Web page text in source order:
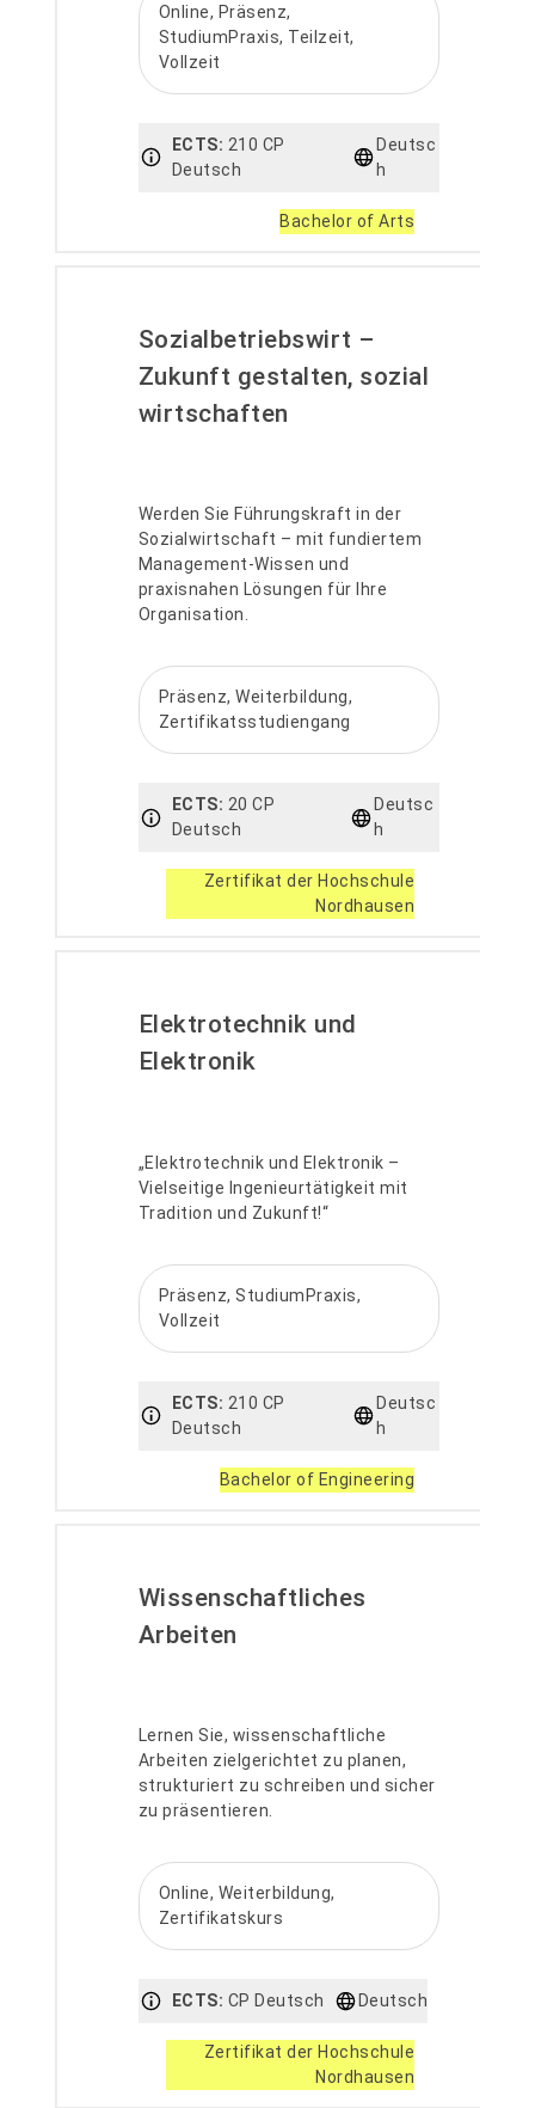
Online, Präsenz,
StudiumPraxis, Teilzeit,
Vollzeit
ECTS: 210 CP
Deutsch
Deutsc
h
Bachelor of Arts
Sozialbetriebswirt –
Zukunft gestalten, sozial
wirtschaften
Werden Sie Führungskraft in der
Sozialwirtschaft – mit fundiertem
Management-Wissen und
praxisnahen Lösungen für Ihre
Organisation.
Präsenz, Weiterbildung,
Zertifikatsstudiengang
ECTS: 20 CP
Deutsch
Deutsc
h
Zertifikat der Hochschule
Nordhausen
Elektrotechnik und
Elektronik
„Elektrotechnik und Elektronik –
Vielseitige Ingenieurtätigkeit mit
Tradition und Zukunft!“
Präsenz, StudiumPraxis,
Vollzeit
ECTS: 210 CP
Deutsch
Deutsc
h
Bachelor of Engineering
Wissenschaftliches
Arbeiten
Lernen Sie, wissenschaftliche
Arbeiten zielgerichtet zu planen,
strukturiert zu schreiben und sicher
zu präsentieren.
Online, Weiterbildung,
Zertifikatskurs
ECTS: CP Deutsch Deutsch
Zertifikat der Hochschule
Nordhausen